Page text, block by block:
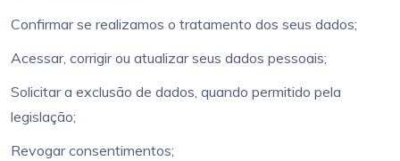
Confirmar se realizamos o tratamento dos seus dados;
Acessar, corrigir ou atualizar seus dados pessoais;
Solicitar a exclusão de dados, quando permitido pela
legislação;
Revogar consentimentos;